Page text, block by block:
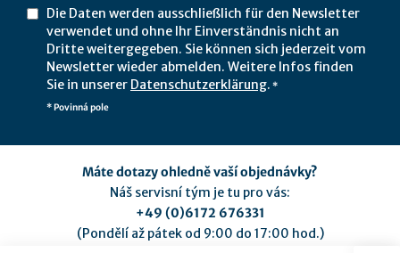
Die Daten werden ausschließlich für den Newsletter
verwendet und ohne Ihr Einverständnis nicht an
Dritte weitergegeben. Sie können sich jederzeit vom
Newsletter wieder abmelden. Weitere Infos finden
Sie in unserer Datenschutzerklärung. *
* Povinná pole
Máte dotazy ohledně vaší objednávky?
Náš servisní tým je tu pro vás:
+49 (0)6172 676331
(Pondělí až pátek od 9:00 do 17:00 hod.)